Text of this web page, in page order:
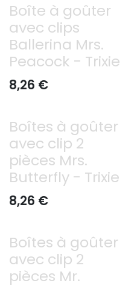
Boîte à goûter
avec clips
Ballerina Mrs.
Peacock - Trixie
8,26 €
Boîtes à goûter
avec clip 2
pièces Mrs.
Butterfly - Trixie
8,26 €
Boîtes à goûter
avec clip 2
pièces Mr.